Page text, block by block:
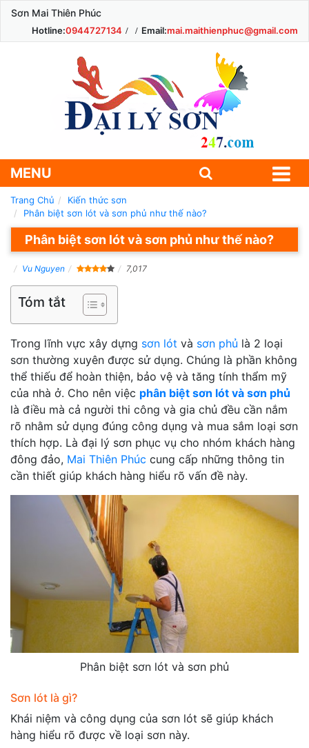
Sơn Mai Thiên Phúc
Hotline:0944727134 Email:mai.maithienphuc@gmail.com
MENU
Trang Chủ
Kiến thức sơn
Phân biệt sơn lót và sơn phủ như thế nào?
Phân biệt sơn lót và sơn phủ như thế nào?
Vu Nguyen 7,017
Tóm tắt
Trong lĩnh vực xây dựng sơn lót và sơn phủ là 2 loại
sơn thường xuyên được sử dụng. Chúng là phần không
thể thiếu để hoàn thiện, bảo vệ và tăng tính thẩm mỹ
của nhà ở. Cho nên việc phân biệt sơn lót và sơn phủ
là điều mà cả người thi công và gia chủ đều cần nắm
rõ nhằm sử dụng đúng công dụng và mua sắm loại sơn
thích hợp. Là đại lý sơn phục vụ cho nhóm khách hàng
đông đảo, Mai Thiên Phúc cung cấp những thông tin
cần thiết giúp khách hàng hiểu rõ vấn đề này.
Phân biệt sơn lót và sơn phủ
Sơn lót là gì?
Khái niệm và công dụng của sơn lót sẽ giúp khách
hàng hiểu rõ được về loại sơn này.